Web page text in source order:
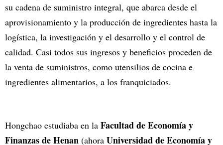
su cadena de suministro integral, que abarca desde el
aprovisionamiento y la producción de ingredientes hasta la
logística, la investigación y el desarrollo y el control de
calidad. Casi todos sus ingresos y beneficios proceden de
la venta de suministros, como utensilios de cocina e
ingredientes alimentarios, a los franquiciados.
Hongchao estudiaba en la Facultad de Economía y
Finanzas de Henan (ahora Universidad de Economía y